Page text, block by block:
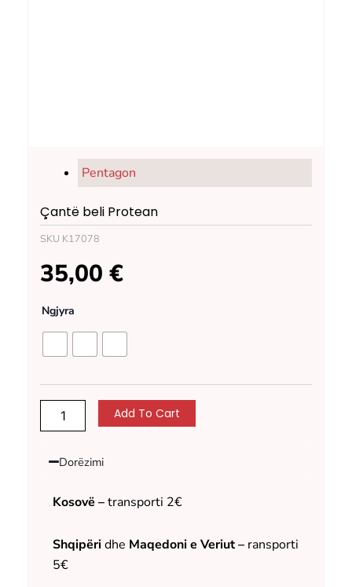
Pentagon
Çantë beli Protean
SKU K17078
35,00 €
Ngjyra
Çantë
beli
Protean
Add To Cart
Dorëzimi
Kosovë –transporti 2€
Shqipëridhe Maqedoni e Veriut – ransporti
5€